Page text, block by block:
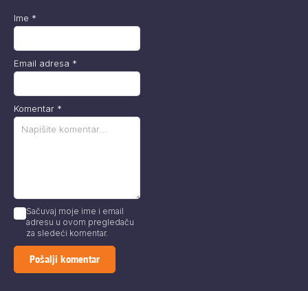
Komentar *
Ime *
Email adresa *
Sačuvaj moje ime i email
adresu u ovom pregledaču
za sledeći komentar.